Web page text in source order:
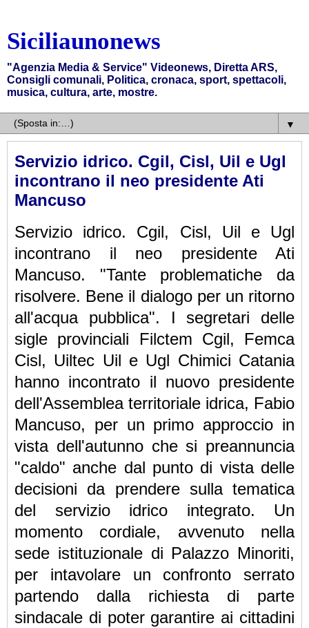
Siciliaunonews
"Agenzia Media & Service" Videonews, Diretta ARS,
Consigli comunali, Politica, cronaca, sport, spettacoli,
musica, cultura, arte, mostre.
▼
Servizio idrico. Cgil, Cisl, Uil e Ugl
incontrano il neo presidente Ati
Mancuso
Servizio idrico. Cgil, Cisl, Uil e Ugl
incontrano il neo presidente Ati
Mancuso. "Tante problematiche da
risolvere. Bene il dialogo per un ritorno
all'acqua pubblica". I segretari delle
sigle provinciali Filctem Cgil, Femca
Cisl, Uiltec Uil e Ugl Chimici Catania
hanno incontrato il nuovo presidente
dell'Assemblea territoriale idrica, Fabio
Mancuso, per un primo approccio in
vista dell'autunno che si preannuncia
"caldo" anche dal punto di vista delle
decisioni da prendere sulla tematica
del servizio idrico integrato. Un
momento cordiale, avvenuto nella
sede istituzionale di Palazzo Minoriti,
per intavolare un confronto serrato
partendo dalla richiesta di parte
sindacale di poter garantire ai cittadini